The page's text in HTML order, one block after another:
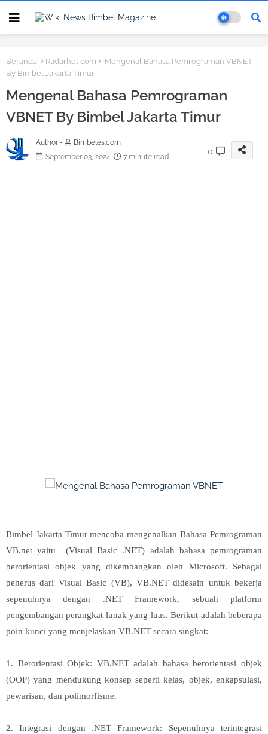
Beranda Radarhot com
Mengenal Bahasa Pemrograman VBNET
By Bimbel Jakarta Timur
Mengenal Bahasa Pemrograman
VBNET By Bimbel Jakarta Timur
Author -
Bimbeles.com
September 03, 2024
7 minute read
0
Bimbel Jakarta Timur mencoba mengenalkan Bahasa Pemrograman
VB.net yaitu (Visual Basic .NET) adalah bahasa pemrograman
berorientasi objek yang dikembangkan oleh Microsoft. Sebagai
penerus dari Visual Basic (VB), VB.NET didesain untuk bekerja
sepenuhnya dengan .NET Framework, sebuah platform
pengembangan perangkat lunak yang luas. Berikut adalah beberapa
poin kunci yang menjelaskan VB.NET secara singkat:
1. Berorientasi Objek: VB.NET adalah bahasa berorientasi objek
(OOP) yang mendukung konsep seperti kelas, objek, enkapsulasi,
pewarisan, dan polimorfisme.
2. Integrasi dengan .NET Framework: Sepenuhnya terintegrasi